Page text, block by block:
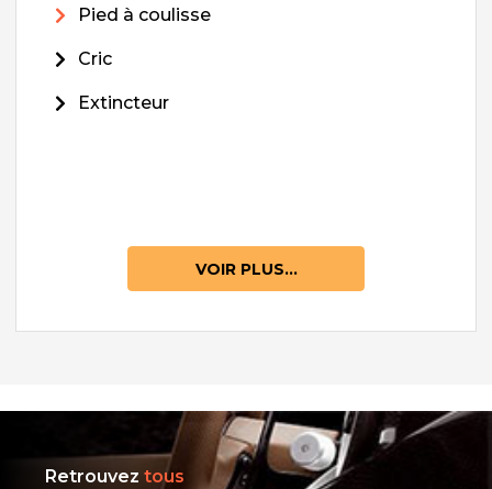
Pied à coulisse
Cric
Extincteur
VOIR PLUS...
Retrouvez tous